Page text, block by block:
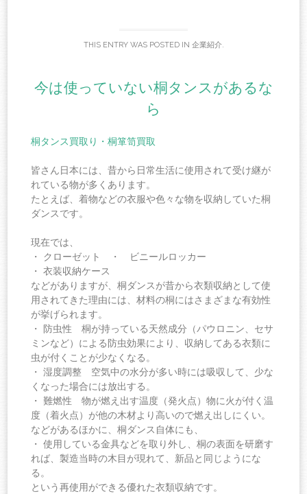
THIS ENTRY WAS POSTED IN 企業紹介.
今は使っていない桐タンスがあるな
ら
桐タンス買取り・桐箪笥買取
皆さん日本には、昔から日常生活に使用されて受け継が
れている物が多くあります。
たとえば、着物などの衣服や色々な物を収納していた桐
ダンスです。
現在では、
・ クローゼット ・ ビニールロッカー
・ 衣装収納ケース
などがありますが、桐ダンスが昔から衣類収納として使
用されてきた理由には、材料の桐にはさまざまな有効性
が挙げられます。
・ 防虫性 桐が持っている天然成分（パウロニン、セサ
ミンなど）による防虫効果により、収納してある衣類に
虫が付くことが少なくなる。
・ 湿度調整 空気中の水分が多い時には吸収して、少な
くなった場合には放出する。
・ 難燃性 物が燃え出す温度（発火点）物に火が付く温
度（着火点）が他の木材より高いので燃え出しにくい。
などがあるほかに、桐ダンス自体にも、
・ 使用している金具などを取り外し、桐の表面を研磨す
れば、製造当時の木目が現れて、新品と同じようにな
る。
という再使用ができる優れた衣類収納です。